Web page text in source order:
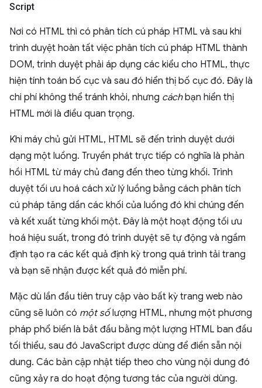
Script
Nơi có HTML thì có phân tích cú pháp HTML và sau khi
trình duyệt hoàn tất việc phân tích cú pháp HTML thành
DOM, trình duyệt phải áp dụng các kiểu cho HTML, thực
hiện tính toán bố cục và sau đó hiển thị bố cục đó. Đây là
chi phí không thể tránh khỏi, nhưng cáchbạn hiển thị
HTML mới là điều quan trọng.
Khi máy chủ gửi HTML, HTML sẽ đến trình duyệt dưới
dạng một luồng. Truyền phát trực tiếp có nghĩa là phản
hồi HTML từ máy chủ đang đến theo từng khối. Trình
duyệt tối ưu hoá cách xử lý luồng bằng cách phân tích
cú pháp tăng dần các khối của luồng đó khi chúng đến
và kết xuất từng khối một. Đây là một hoạt động tối ưu
hoá hiệu suất, trong đó trình duyệt sẽ tự động và ngầm
định tạo ra các kết quả định kỳ trong quá trình tải trang
và bạn sẽ nhận được kết quả đó miễn phí.
Mặc dù lần đầu tiên truy cập vào bất kỳ trang web nào
cũng sẽ luôn có một sốlượng HTML, nhưng một phương
pháp phổ biến là bắt đầu bằng một lượng HTML ban đầu
tối thiểu, sau đó JavaScript được dùng để điền sẵn nội
dung. Các bản cập nhật tiếp theo cho vùng nội dung đó
cũng xảy ra do hoạt động tương tác của người dùng.